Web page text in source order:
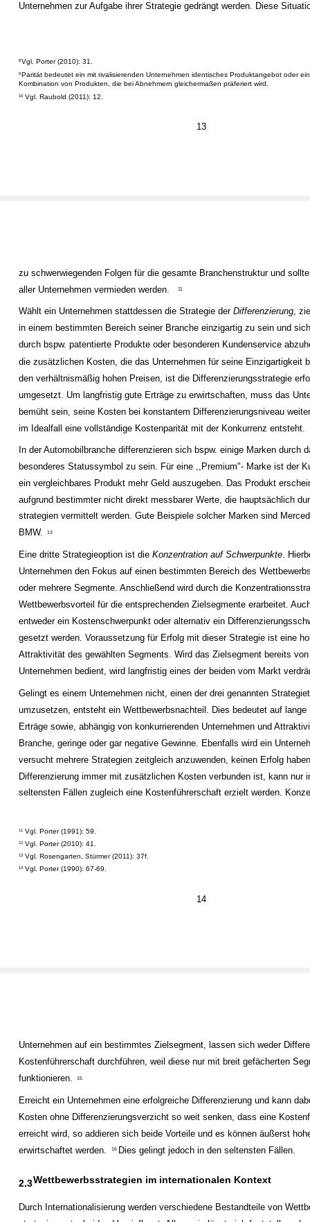
13
Unternehmen zur Aufgabe ihrer Strategie gedrängt werden. Diese
8Vgl. Porter (2010): 31.
9Parität bedeutet ein mit rivalisierenden Unternehmen identisches Produktangebot oder
Kombination von Produkten, die bei Abnehmern gleichermaßen präferiert wird.
10 Vgl. Raubold (2011): 12.
14
zu schwerwiegenden Folgen für die gesamte Branchenstruktur und
aller Unternehmen vermieden werden.
11
Wählt ein Unternehmen stattdessen die Strategie derDifferenzierung,
in einem bestimmten Bereich seiner Branche einzigartig zu sein und
durch bspw. patentierte Produkte oder besonderen Kundenservice
die zusätzlichen Kosten, die das Unternehmen für seine Einzigartigkeit
den verhältnismäßig hohen Preisen, ist die Differenzierungsstrategie
umgesetzt. Um langfristig gute Erträge zu erwirtschaften, muss das
bemüht sein, seine Kosten bei konstantem Differenzierungsniveau
im Idealfall eine vollständige Kostenparität mit der Konkurrenz entsteht.
In der Automobilbranche differenzieren sich bspw. einige Marken durch
besonderes Statussymbol zu sein. Für eine ,,Premium"- Marke ist der
ein vergleichbares Produkt mehr Geld auszugeben. Das Produkt
aufgrund bestimmter nicht direkt messbarer Werte, die hauptsächlich
strategien vermittelt werden. Gute Beispiele solcher Marken sind
BMW.
13
Eine dritte Strategieoption ist dieKonzentration auf Schwerpunkte .
Unternehmen den Fokus auf einen bestimmten Bereich des
oder mehrere Segmente. Anschließend wird durch die
Wettbewerbsvorteil für die entsprechenden Zielsegmente erarbeitet.
entweder ein Kostenschwerpunkt oder alternativ ein
gesetzt werden. Voraussetzung für Erfolg mit dieser Strategie ist eine
Attraktivität des gewählten Segments. Wird das Zielsegment bereits
Unternehmen bedient, wird langfristig eines der beiden vom Markt
Gelingt es einem Unternehmen nicht, einen der drei genannten
umzusetzen, entsteht ein Wettbewerbsnachteil. Dies bedeutet auf lange
Erträge sowie, abhängig von konkurrierenden Unternehmen und
Branche, geringe oder gar negative Gewinne. Ebenfalls wird ein
versucht mehrere Strategien zeitgleich anzuwenden, keinen Erfolg
Differenzierung immer mit zusätzlichen Kosten verbunden ist, kann nur
seltensten Fällen zugleich eine Kostenführerschaft erzielt werden.
11 Vgl. Porter (1991): 59.
12 Vgl. Porter (2010): 41.
13 Vgl. Rosengarten, Stürmer (2011): 37f.
14 Vgl. Porter (1990): 67-69.
Unternehmen auf ein bestimmtes Zielsegment, lassen sich weder
Kostenführerschaft durchführen, weil diese nur mit breit gefächerten
funktionieren.
15
Erreicht ein Unternehmen eine erfolgreiche Differenzierung und kann
Kosten ohne Differenzierungsverzicht so weit senken, dass eine
erreicht wird, so addieren sich beide Vorteile und es können äußerst
erwirtschaftet werden.
16 Dies gelingt jedoch in den seltensten Fällen.
2.3Wettbewerbsstrategien im internationalen Kontext
Durch Internationalisierung werden verschiedene Bestandteile von